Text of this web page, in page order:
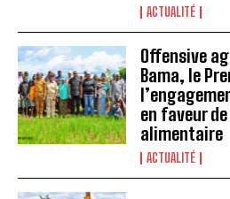
ACTUALITÉ
Offensive
Bama, le
en faveur
alimentaire
ACTUALITÉ